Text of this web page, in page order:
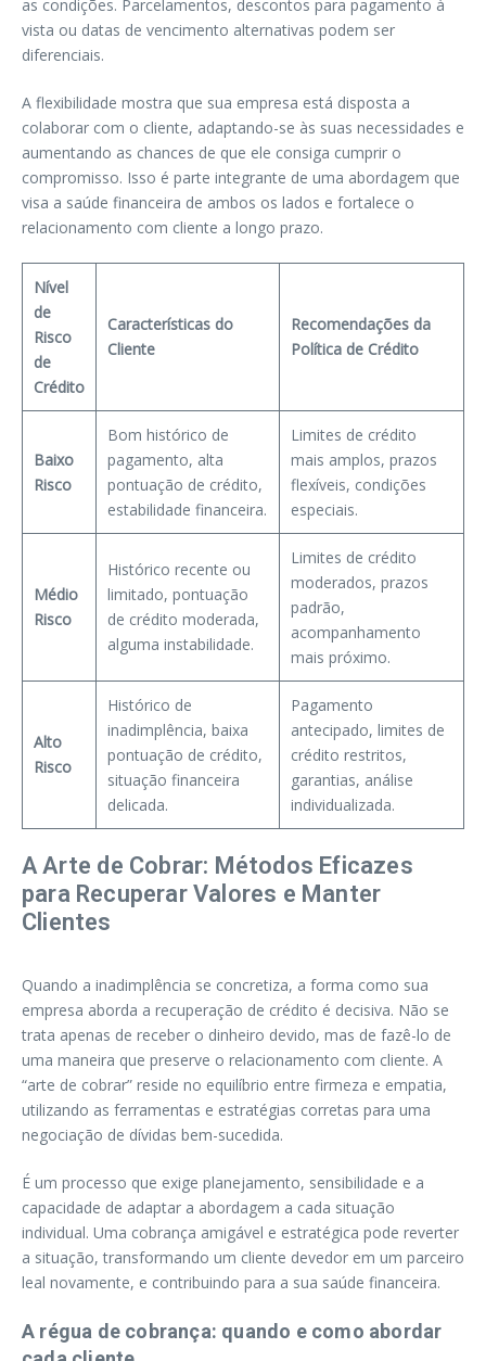
as condições. Parcelamentos, descontos para pagamento à
vista ou datas de vencimento alternativas podem ser
diferenciais.
A flexibilidade mostra que sua empresa está disposta a
colaborar com o cliente, adaptando-se às suas necessidades e
aumentando as chances de que ele consiga cumprir o
compromisso. Isso é parte integrante de uma abordagem que
visa a saúde financeira de ambos os lados e fortalece o
relacionamento com cliente a longo prazo.
Nível
de
Risco
de
Crédito
Características do
Cliente
Recomendações da
Política de Crédito
Baixo
Risco
Bom histórico de
pagamento, alta
pontuação de crédito,
estabilidade financeira.
Limites de crédito
mais amplos, prazos
flexíveis, condições
especiais.
Médio
Risco
Histórico recente ou
limitado, pontuação
de crédito moderada,
alguma instabilidade.
Limites de crédito
moderados, prazos
padrão,
acompanhamento
mais próximo.
Alto
Risco
Histórico de
inadimplência, baixa
pontuação de crédito,
situação financeira
delicada.
Pagamento
antecipado, limites de
crédito restritos,
garantias, análise
individualizada.
A Arte de Cobrar: Métodos Eficazes
para Recuperar Valores e Manter
Clientes
Quando a inadimplência se concretiza, a forma como sua
empresa aborda a recuperação de crédito é decisiva. Não se
trata apenas de receber o dinheiro devido, mas de fazê-lo de
uma maneira que preserve o relacionamento com cliente. A
“arte de cobrar” reside no equilíbrio entre firmeza e empatia,
utilizando as ferramentas e estratégias corretas para uma
negociação de dívidas bem-sucedida.
É um processo que exige planejamento, sensibilidade e a
capacidade de adaptar a abordagem a cada situação
individual. Uma cobrança amigável e estratégica pode reverter
a situação, transformando um cliente devedor em um parceiro
leal novamente, e contribuindo para a sua saúde financeira.
A régua de cobrança: quando e como abordar